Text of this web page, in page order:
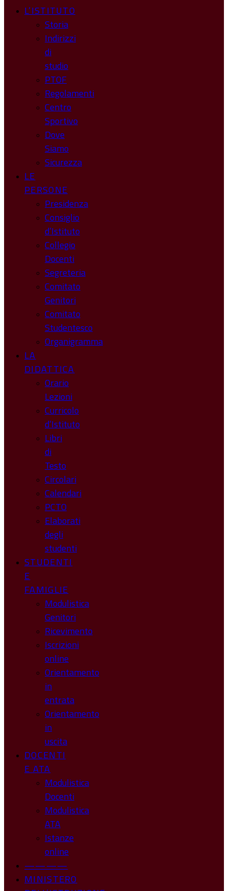
L’ISTITUTO
Storia
Indirizzi
di
studio
PTOF
Regolamenti
Centro
Sportivo
Dove
Siamo
Sicurezza
LE
PERSONE
Presidenza
Consiglio
d’Istituto
Collegio
Docenti
Segreteria
Comitato
Genitori
Comitato
Studentesco
Organigramma
LA
DIDATTICA
Orario
Lezioni
Curricolo
d’Istituto
Libri
di
Testo
Circolari
Calendari
PCTO
Elaborati
degli
studenti
STUDENTI
E
FAMIGLIE
Modulistica
Genitori
Ricevimento
Iscrizioni
online
Orientamento
in
entrata
Orientamento
in
uscita
DOCENTI
E ATA
Modulistica
Docenti
Modulistica
ATA
Istanze
online
————
MINISTERO